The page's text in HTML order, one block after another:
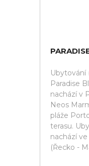
Ubytování
Paradise
nachází v
Neos
pláže
terasu.
nachází
(Řecko -